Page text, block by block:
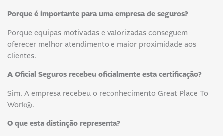
Porque é importante para uma empresa de seguros?
Porque equipas motivadas e valorizadas conseguem
oferecer melhor atendimento e maior proximidade aos
clientes.
A Oficial Seguros recebeu oficialmente esta certificação?
Sim. A empresa recebeu o reconhecimento Great Place To
Work®.
O que esta distinção representa?